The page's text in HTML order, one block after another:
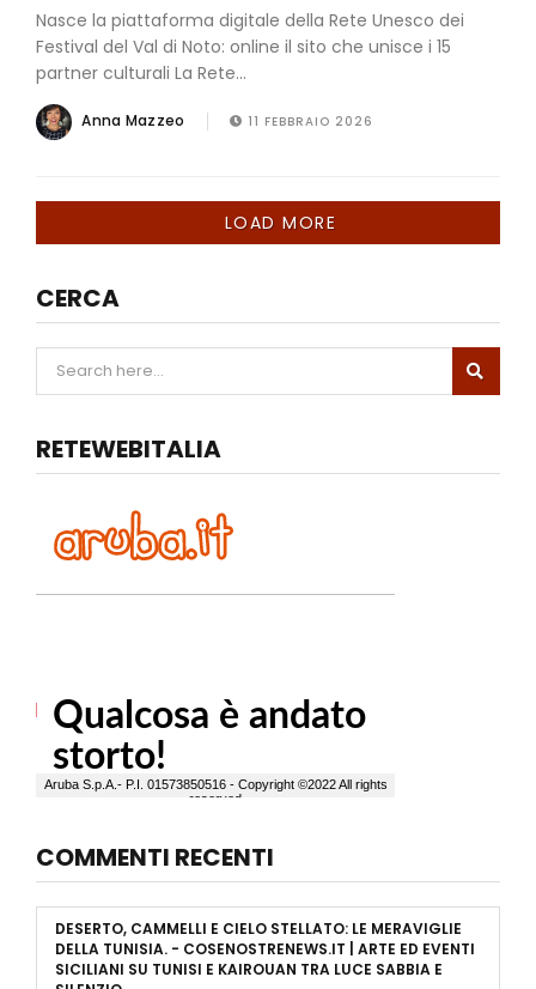
Nasce la piattaforma digitale della Rete Unesco dei
Festival del Val di Noto: online il sito che unisce i 15
partner culturali La Rete...
Anna Mazzeo 11 FEBBRAIO 2026
LOAD MORE
CERCA
RETEWEBITALIA
COMMENTI RECENTI
DESERTO, CAMMELLI E CIELO STELLATO: LE MERAVIGLIE
DELLA TUNISIA. - COSENOSTRENEWS.IT | ARTE ED EVENTI
SICILIANI SU TUNISI E KAIROUAN TRA LUCE SABBIA E